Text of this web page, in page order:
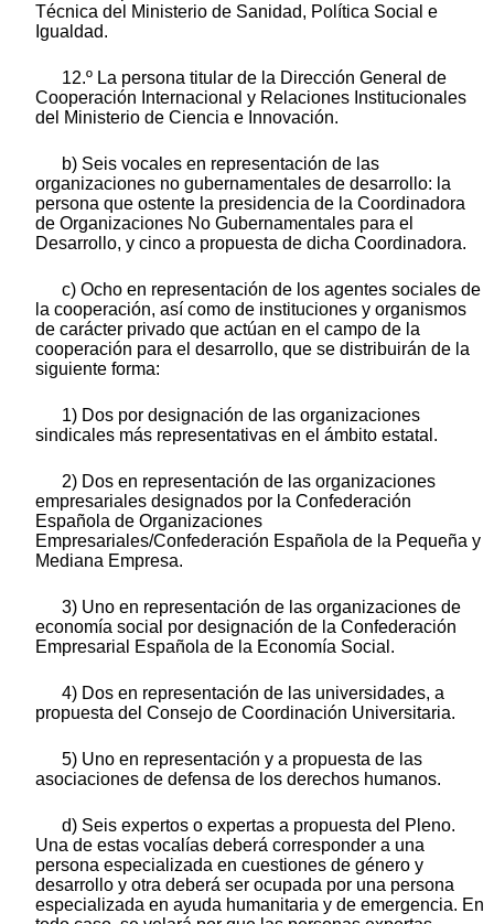
Técnica del Ministerio de Sanidad, Política Social e
Igualdad.
12.º La persona titular de la Dirección General de
Cooperación Internacional y Relaciones Institucionales
del Ministerio de Ciencia e Innovación.
b) Seis vocales en representación de las
organizaciones no gubernamentales de desarrollo: la
persona que ostente la presidencia de la Coordinadora
de Organizaciones No Gubernamentales para el
Desarrollo, y cinco a propuesta de dicha Coordinadora.
c) Ocho en representación de los agentes sociales de
la cooperación, así como de instituciones y organismos
de carácter privado que actúan en el campo de la
cooperación para el desarrollo, que se distribuirán de la
siguiente forma:
1) Dos por designación de las organizaciones
sindicales más representativas en el ámbito estatal.
2) Dos en representación de las organizaciones
empresariales designados por la Confederación
Española de Organizaciones
Empresariales/Confederación Española de la Pequeña y
Mediana Empresa.
3) Uno en representación de las organizaciones de
economía social por designación de la Confederación
Empresarial Española de la Economía Social.
4) Dos en representación de las universidades, a
propuesta del Consejo de Coordinación Universitaria.
5) Uno en representación y a propuesta de las
asociaciones de defensa de los derechos humanos.
d) Seis expertos o expertas a propuesta del Pleno.
Una de estas vocalías deberá corresponder a una
persona especializada en cuestiones de género y
desarrollo y otra deberá ser ocupada por una persona
especializada en ayuda humanitaria y de emergencia. En